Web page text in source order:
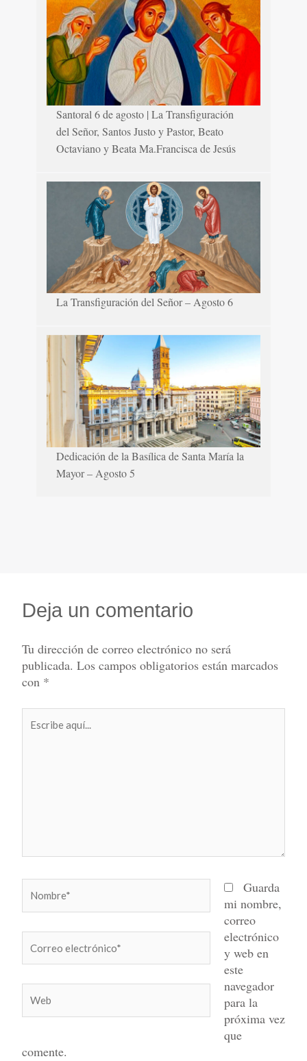
Santoral 6 de agosto | La Transfiguración
del Señor, Santos Justo y Pastor, Beato
Octaviano y Beata Ma.Francisca de Jesús
La Transfiguración del Señor – Agosto 6
Dedicación de la Basílica de Santa María la
Mayor – Agosto 5
Deja un comentario
Tu dirección de correo electrónico no será
publicada. Los campos obligatorios están marcados
con *
aquí...
electrónico*
Guarda
mi nombre,
correo
electrónico
y web en
este
navegador
para la
próxima vez
que
comente.